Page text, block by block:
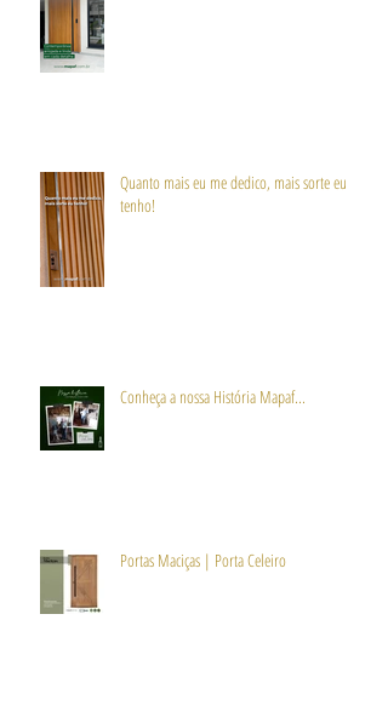
Quanto mais eu me dedico, mais sorte eu
tenho!
Conheça a nossa História Mapaf...
Portas Maciças | Porta Celeiro